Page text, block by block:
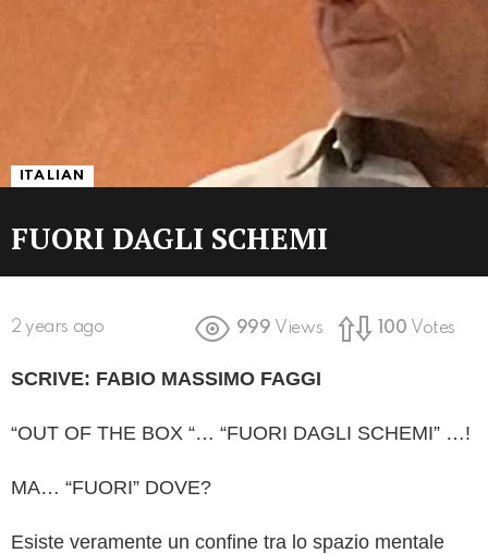
ITALIAN
FUORI DAGLI SCHEMI
2 years ago 999 Views 100 Votes
SCRIVE: FABIO MASSIMO FAGGI
“OUT OF THE BOX “… “FUORI DAGLI SCHEMI” …!
MA… “FUORI” DOVE?
Esiste veramente un confine tra lo spazio mentale